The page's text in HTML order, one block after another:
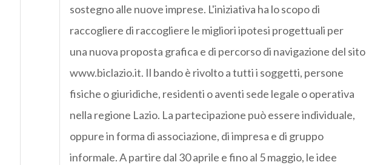
sostegno alle nuove imprese. L'iniziativa ha lo scopo di
raccogliere di raccogliere le migliori ipotesi progettuali per
una nuova proposta grafica e di percorso di navigazione del sito
www.biclazio.it. Il bando è rivolto a tutti i soggetti, persone
fisiche o giuridiche, residenti o aventi sede legale o operativa
nella regione Lazio. La partecipazione può essere individuale,
oppure in forma di associazione, di impresa e di gruppo
informale. A partire dal 30 aprile e fino al 5 maggio, le idee